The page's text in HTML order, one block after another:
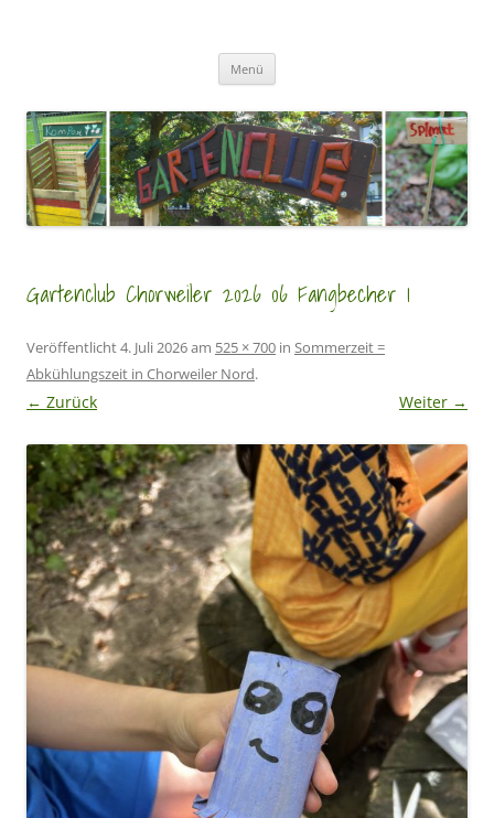
Menü
Gartenclub Chorweiler 2026 06 Fangbecher 1
Veröffentlicht4. Juli 2026am 525 × 700 in Sommerzeit =
Abkühlungszeit in Chorweiler Nord.
← Zurück Weiter →